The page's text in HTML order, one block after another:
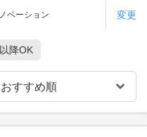
ベーション 変更
降OK